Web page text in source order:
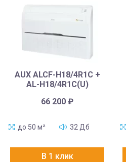
AUX ALCF-H18/4R1C +
AL-H18/4R1C(U)
66 200₽
до 50 м² 32 Дб
В 1 клик